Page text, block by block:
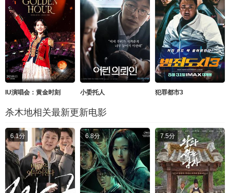
IU演唱会：黄金时刻 小委托人 犯罪都市3
杀木地相关最新更新电影
6.1分 6.8分 7.5分